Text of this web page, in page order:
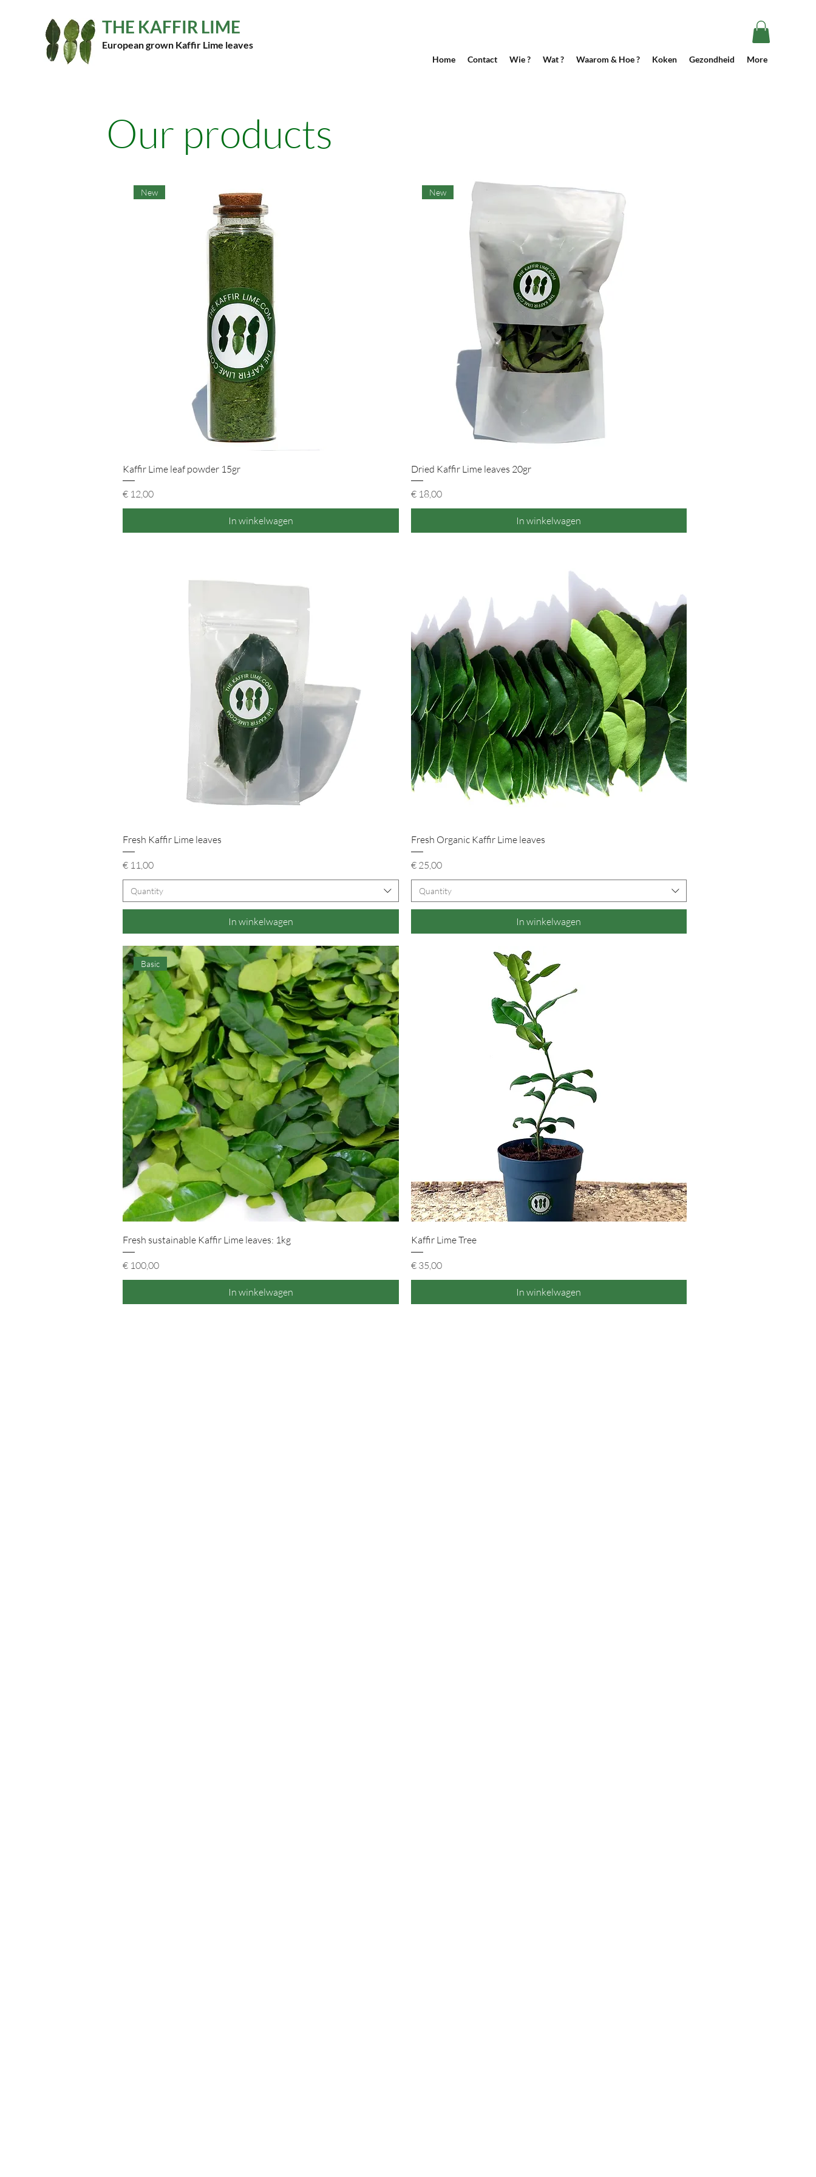
THE KAFFIR LIME
European grown Kaffir Lime leaves
Home Contact Wie ? Wat ? Waarom & Hoe ? Koken Gezondheid More
Our products
Snel overzicht
New
Kaffir Lime leaf powder 15gr
Prijs
€ 12,00
In winkelwagen
Snel overzicht
New
Dried Kaffir Lime leaves 20gr
Prijs
€ 18,00
In winkelwagen
Fresh Kaffir Lime leaves
Prijs
€ 11,00
Quantity
In winkelwagen
Snel overzicht
Fresh Organic Kaffir Lime leaves
Prijs
€ 25,00
Quantity
In winkelwagen
Snel overzicht
Basic
Fresh sustainable Kaffir Lime leaves: 1kg
Prijs
€ 100,00
In winkelwagen
Kaffir Lime Tree
Prijs
€ 35,00
In winkelwagen